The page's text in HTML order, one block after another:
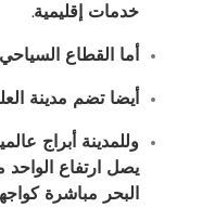
خدمات إقليمية.
أما القطاع السياحي
أيضا تضم مدينة
البحر مباشرة